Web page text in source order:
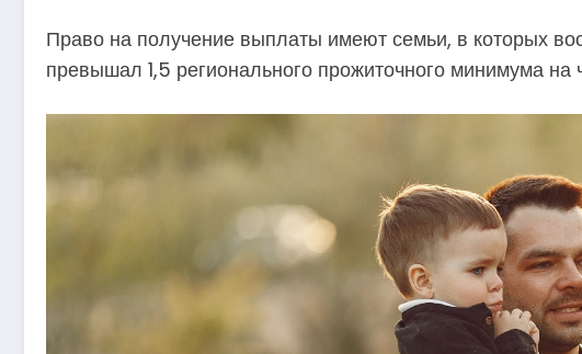
Право на получение выплаты имеют семьи, в которых
превышал 1,5 регионального прожиточного минимума на